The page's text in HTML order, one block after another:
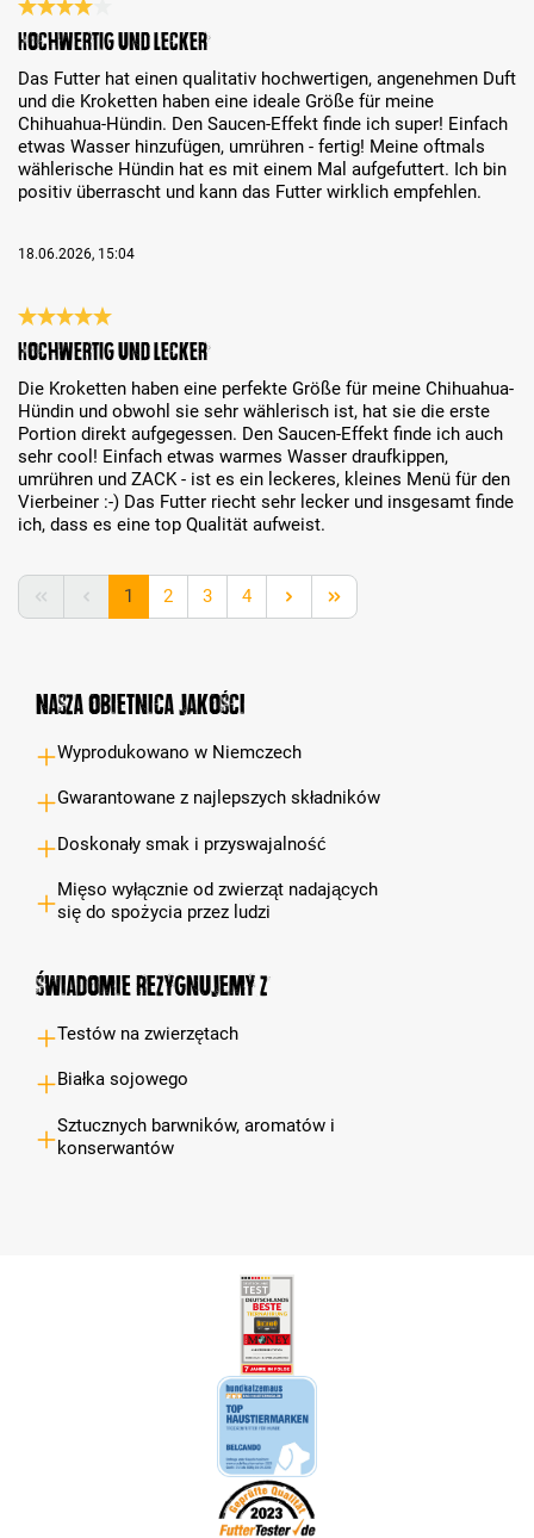
Recenzja z oceną 4 spośród 5 gwiazdek
Hochwertig und lecker
Das Futter hat einen qualitativ hochwertigen, angenehmen Duft
und die Kroketten haben eine ideale Größe für meine
Chihuahua-Hündin. Den Saucen-Effekt finde ich super! Einfach
etwas Wasser hinzufügen, umrühren - fertig! Meine oftmals
wählerische Hündin hat es mit einem Mal aufgefuttert. Ich bin
positiv überrascht und kann das Futter wirklich empfehlen.
18.06.2026, 15:04
Recenzja z oceną 5 spośród 5 gwiazdek
Hochwertig und lecker
Die Kroketten haben eine perfekte Größe für meine Chihuahua-
Hündin und obwohl sie sehr wählerisch ist, hat sie die erste
Portion direkt aufgegessen. Den Saucen-Effekt finde ich auch
sehr cool! Einfach etwas warmes Wasser draufkippen,
umrühren und ZACK - ist es ein leckeres, kleines Menü für den
Vierbeiner :-) Das Futter riecht sehr lecker und insgesamt finde
ich, dass es eine top Qualität aufweist.
Strona
1 Strona
2 Strona
3 Strona
4
Nasza obietnica jakości
Wyprodukowano w Niemczech
Gwarantowane z najlepszych składników
Doskonały smak i przyswajalność
Mięso wyłącznie od zwierząt nadających
się do spożycia przez ludzi
Świadomie rezygnujemy z
Testów na zwierzętach
Białka sojowego
Sztucznych barwników, aromatów i
konserwantów